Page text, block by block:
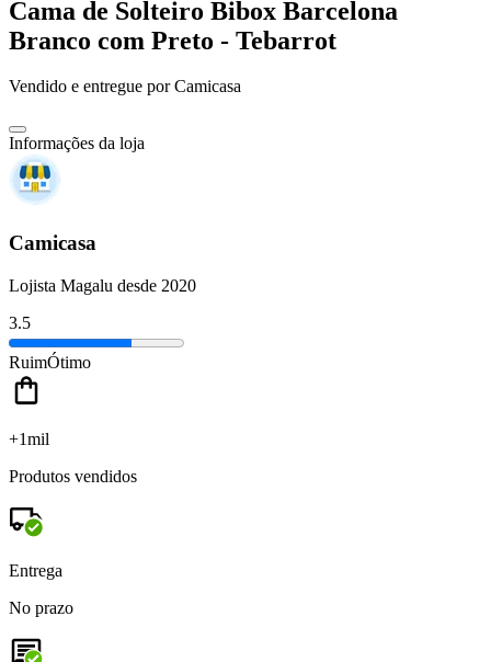
Cama de Solteiro Bibox Barcelona
Branco com Preto - Tebarrot
Vendido e entregue por Camicasa
Informações da loja
Camicasa
Lojista Magalu desde 2020
3.5
RuimÓtimo
+1mil
Produtos vendidos
Entrega
No prazo